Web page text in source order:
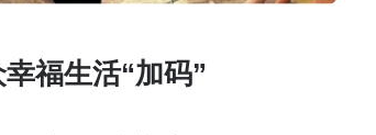
福生活“加码”